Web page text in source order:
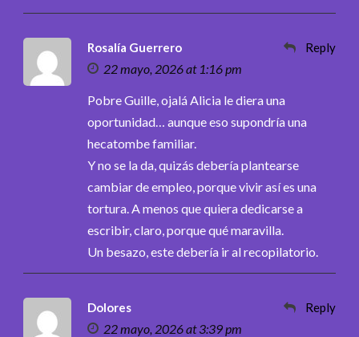
Rosalía Guerrero
22 mayo, 2026 at 1:16 pm
Reply
Pobre Guille, ojalá Alicia le diera una
oportunidad… aunque eso supondría una
hecatombe familiar.
Y no se la da, quizás debería plantearse
cambiar de empleo, porque vivir así es una
tortura. A menos que quiera dedicarse a
escribir, claro, porque qué maravilla.
Un besazo, este debería ir al recopilatorio.
Dolores
22 mayo, 2026 at 3:39 pm
Reply